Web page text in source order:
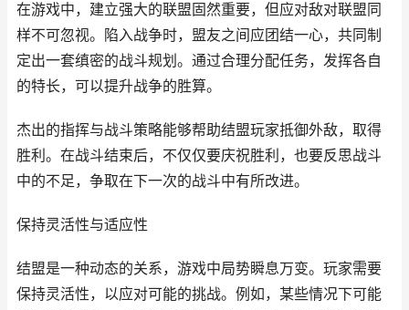
在游戏中，建立强大的联盟固然重要，但应对敌对联盟同
样不可忽视。陷入战争时，盟友之间应团结一心，共同制
定出一套缜密的战斗规划。通过合理分配任务，发挥各自
的特长，可以提升战争的胜算。
杰出的指挥与战斗策略能够帮助结盟玩家抵御外敌，取得
胜利。在战斗结束后，不仅仅要庆祝胜利，也要反思战斗
中的不足，争取在下一次的战斗中有所改进。
保持灵活性与适应性
结盟是一种动态的关系，游戏中局势瞬息万变。玩家需要
保持灵活性，以应对可能的挑战。例如，某些情况下可能